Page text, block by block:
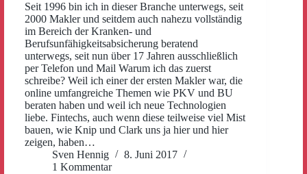
Seit 1996 bin ich in dieser Branche unterwegs, seit
2000 Makler und seitdem auch nahezu vollständig
im Bereich der Kranken- und
Berufsunfähigkeitsabsicherung beratend
unterwegs, seit nun über 17 Jahren ausschließlich
per Telefon und Mail Warum ich das zuerst
schreibe? Weil ich einer der ersten Makler war, die
online umfangreiche Themen wie PKV und BU
beraten haben und weil ich neue Technologien
liebe. Fintechs, auch wenn diese teilweise viel Mist
bauen, wie Knip und Clark uns ja hier und hier
zeigen, haben…
Sven Hennig
8. Juni 2017
1 Kommentar